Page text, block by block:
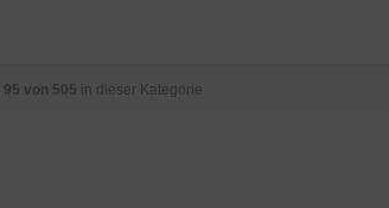
95 von 505 in dieser Kategorie